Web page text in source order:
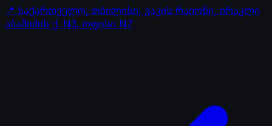
📍 საქართველო, თბილისი, ვაკის რაიონი, ირაკლი
აბაშიძის ქ. N3, ოფისი N7